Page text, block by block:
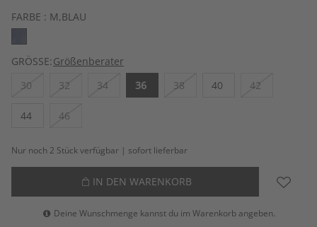
FARBE : M,BLAU
GRÖSSE:Größenberater
30
32 34 36 38 40 42
44 46
Nur noch 2 Stück verfügbar | sofort lieferbar
IN DEN WARENKORB
Deine Wunschmenge kannst du im Warenkorb angeben.